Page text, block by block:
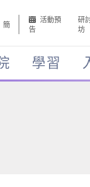
簡
活動預
告
研
坊
學習